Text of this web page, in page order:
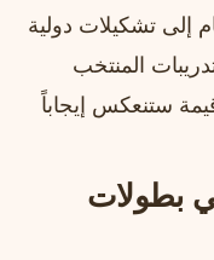
تشكيلات دولية
المنتخب
ستنعكس إيجاباً
بطولات